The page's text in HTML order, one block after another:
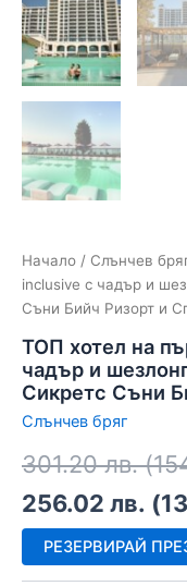
Начало / Слънчев
inclusive с чадър и
Съни Бийч Ризорт и
ТОП хотел на
чадър и
Сикретс Съни
Слънчев бряг
301.20лв. (
256.02 лв. (
РЕЗЕРВИРАЙ